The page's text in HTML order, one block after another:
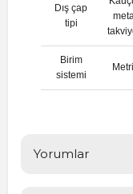
Dış çap
tipi
Birim
sistemi
Yorumlar